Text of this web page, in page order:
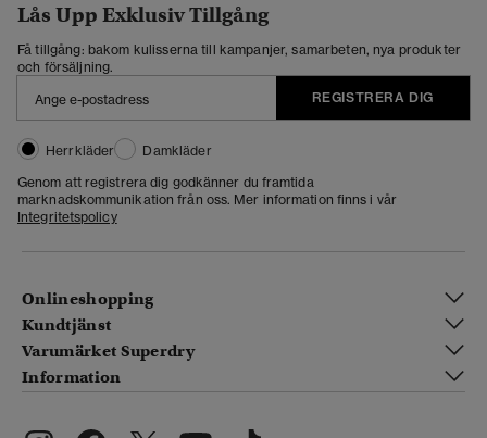
Lås Upp Exklusiv Tillgång
Få tillgång: bakom kulisserna till kampanjer, samarbeten, nya produkter
och försäljning.
REGISTRERA DIG
Herrkläder
Damkläder
Genom att registrera dig godkänner du framtida
marknadskommunikation från oss. Mer information finns i vår
Integritetspolicy
Onlineshopping
Kundtjänst
Varumärket Superdry
Information